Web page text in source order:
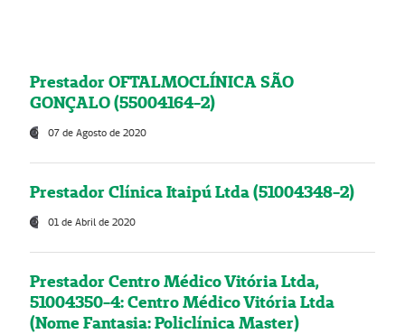
Prestador OFTALMOCLÍNICA SÃO
GONÇALO (55004164-2)
07 de Agosto de 2020
Prestador Clínica Itaipú Ltda (51004348-2)
01 de Abril de 2020
Prestador Centro Médico Vitória Ltda,
51004350-4: Centro Médico Vitória Ltda
(Nome Fantasia: Policlínica Master)